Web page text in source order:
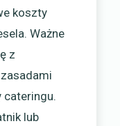
koszty
Ważne
z
lub